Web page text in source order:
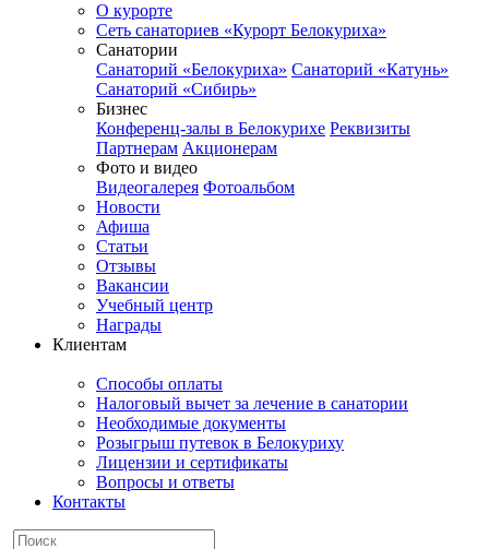
О курорте
Сеть санаториев «Курорт Белокуриха»
Санатории
Санаторий «Белокуриха» Санаторий «Катунь»
Санаторий «Сибирь»
Бизнес
Конференц-залы в Белокурихе Реквизиты
Партнерам Акционерам
Фото и видео
Видеогалерея Фотоальбом
Новости
Афиша
Статьи
Отзывы
Вакансии
Учебный центр
Награды
Клиентам
Способы оплаты
Налоговый вычет за лечение в санатории
Необходимые документы
Розыгрыш путевок в Белокуриху
Лицензии и сертификаты
Вопросы и ответы
Контакты